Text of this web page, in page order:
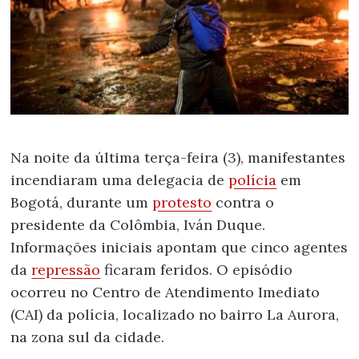
Na noite da última terça-feira (3), manifestantes
incendiaram uma delegacia depolícia em
Bogotá, durante umprotesto contra o
presidente da Colômbia, Iván Duque.
Informações iniciais apontam que cinco agentes
darepressão ficaram feridos. O episódio
ocorreu no Centro de Atendimento Imediato
(CAI) da polícia, localizado no bairro La Aurora,
na zona sul da cidade.